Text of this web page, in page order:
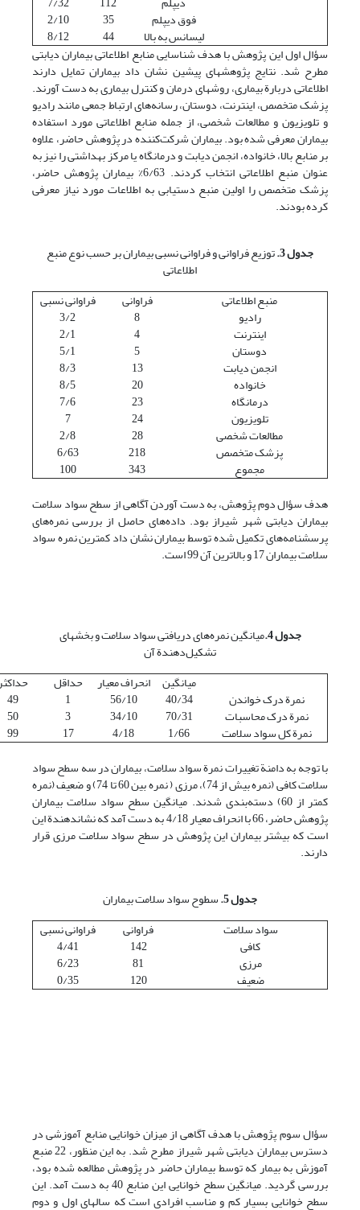
فوق دیپلم 35
2/10
لیسانس به بالا 44
8/12
سؤال اول این پژوهش با هدف شناسایی منابع اطلاعاتی بیماران دیابتی
مطرح شد. نتایج پژوهشهای پیشین نشان داد بیماران تمایل دارند
اطلاعاتی دربارة بیماری، روشهای درمان و کنترل بیماری به دست آورند.
پزشک متخصص، اینترنت، دوستان، رسانه‌های ارتباط جمعی مانند رادیو
و تلویزیون و مطالعات شخصی، از جمله منابع اطلاعاتی مورد استفاده
بیماران معرفی شده بود. بیماران شرکت‌کننده در پژوهش حاضر، علاوه
بر منابع بالا، خانواده، انجمن دیابت و درمانگاه یا مرکز بهداشتی را نیز به
عنوان منبع اطلاعاتی انتخاب کردند. 6/63% بیماران پژوهش حاضر،
پزشک متخصص را اولین منبع دستیابی به اطلاعات مورد نیاز معرفی
کرده بودند.
جدول 3. توزیع فراوانی و فراوانی نسبی بیماران بر حسب نوع منبع
اطلاعاتی
منبع اطلاعاتی
فراوانی فراوانی نسبی
رادیو 8
3/2
اینترنت 4
2/1
دوستان 5
5/1
انجمن دیابت 13
8/3
خانواده 20
8/5
درمانگاه 23
7/6
تلویزیون 24
7
مطالعات شخصی 28
2/8
پزشک متخصص 218
6/63
مجموع 343
100
هدف سؤال دوم پژوهش، به دست آوردن آگاهی از سطح سواد سلامت
بیماران دیابتی شهر شیراز بود. داده‌های حاصل از بررسی نمره‌های
پرسشنامه‌های تکمیل شده توسط بیماران نشان داد کمترین نمره سواد
سلامت بیماران 17 و بالاترین آن 99 است.
جدول 4. میانگین نمره‌های دریافتی سواد سلامت و بخشهای
تشکیل‌دهندة آن
میانگین انحراف معیار حداقل
نمرة درک خواندن 40/34
56/10
1
49
نمرة درک محاسبات 70/31
34/10
3
50
نمرة کل سواد سلامت 1/66
4/18
17
99
با توجه به دامنة تغییرات نمرة سواد سلامت، بیماران در سه سطح سواد
سلامت کافی (نمره بیش از 74)، مرزی ( نمره بین 60 تا 74) و ضعیف (نمره
کمتر از 60) دسته‌بندی شدند. میانگین سطح سواد سلامت بیماران
پژوهش حاضر، 66 با انحراف معیار 4/18 به دست آمد که نشان‏دهندة این
است که بیشتر بیماران این پژوهش در سطح سواد سلامت مرزی قرار
دارند.
جدول 5. سطوح سواد سلامت بیماران
سواد سلامت
فراوانی فراوانی نسبی
کافی 142
4/41
مرزی 81
6/23
ضعیف 120
0/35
سؤال سوم پژوهش با هدف آگاهی از میزان خوانایی منابع آموزشی در
دسترس بیماران دیابتی شهر شیراز مطرح شد. به این منظور، 22 منبع
آموزش به بیمار که توسط بیماران حاضر در پژوهش مطالعه شده بود،
بررسی گردید. میانگین سطح خوانایی این منابع 40 به دست آمد. این
سطح خوانایی بسیار کم و مناسب افرادی است که سالهای اول و دوم